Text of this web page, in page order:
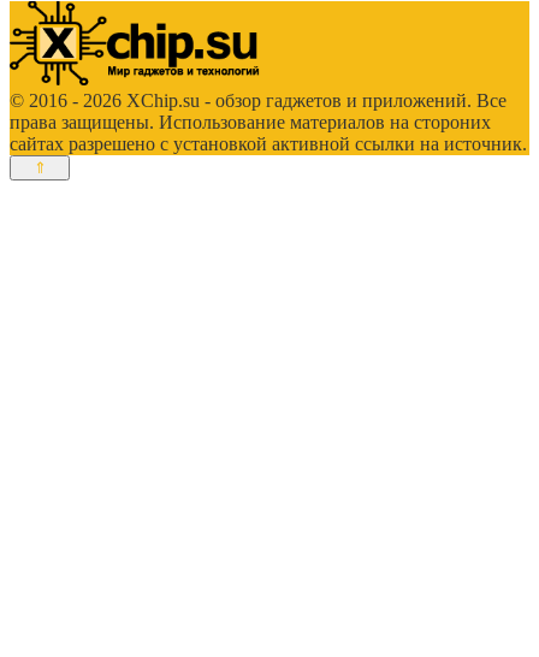
© 2016 - 2026 XChip.su - обзор гаджетов и приложений. Все
права защищены. Использование материалов на стороних
сайтах разрешено с установкой активной ссылки на источник.